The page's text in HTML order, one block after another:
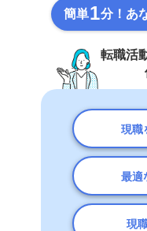
簡単1分！あ
転職活
現職
最適
現